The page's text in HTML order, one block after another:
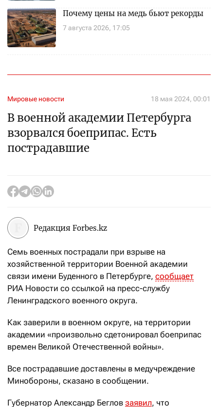
7 августа 2026, 17:05
Почему цены на медь бьют рекорды
Мировые новости 18 мая 2024, 00:01
В военной академии Петербурга
взорвался боеприпас. Есть
пострадавшие
Редакция Forbes.kz
Семь военных пострадали при взрыве на
хозяйственной территории Военной академии
связи имени Буденного в Петербурге, сообщает
РИА Новости со ссылкой на пресс-службу
Ленинградского военного округа.
Как заверили в военном округе, на территории
академии «произвольно сдетонировал боеприпас
времен Великой Отечественной войны».
Все пострадавшие доставлены в медучреждение
Минобороны, сказано в сообщении.
Губернатор Александр Беглов заявил, что